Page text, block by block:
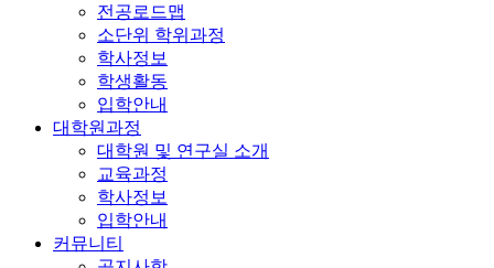
전공로드맵
소단위 학위과정
학사정보
학생활동
입학안내
대학원과정
대학원 및 연구실 소개
교육과정
학사정보
입학안내
커뮤니티